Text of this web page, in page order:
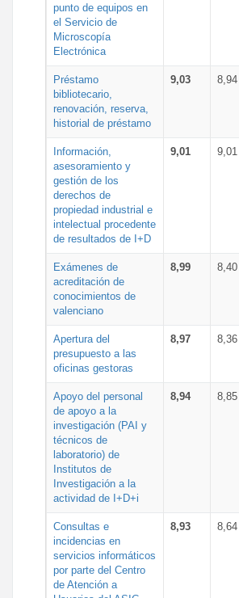
punto de equipos en
el Servicio de
Microscopía
Electrónica
Préstamo
bibliotecario,
renovación, reserva,
historial de préstamo
9,03 8,94
Información,
asesoramiento y
gestión de los
derechos de
propiedad industrial e
intelectual procedente
de resultados de I+D
9,01 9,01
Exámenes de
acreditación de
conocimientos de
valenciano
8,99 8,40
Apertura del
presupuesto a las
oficinas gestoras
8,97 8,36
Apoyo del personal
de apoyo a la
investigación (PAI y
técnicos de
laboratorio) de
Institutos de
Investigación a la
actividad de I+D+i
8,94 8,85
Consultas e
incidencias en
servicios informáticos
por parte del Centro
de Atención a
8,93 8,64